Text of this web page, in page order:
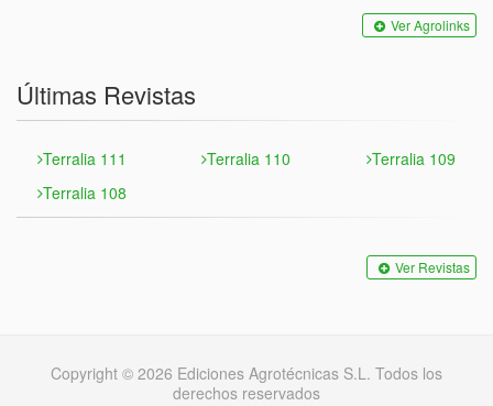
Ver Agrolinks
Últimas Revistas
Terralia 111 Terralia 110
Terralia 109
Terralia 108
Ver Revistas
Copyright © 2026 Ediciones Agrotécnicas S.L. Todos los
derechos reservados